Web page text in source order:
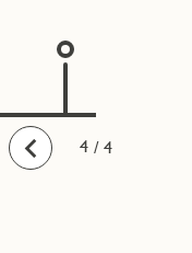
Taaksepäin
1
2
3
4 / 4